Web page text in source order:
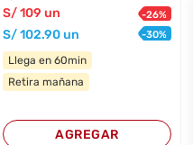
S/109 un -26%
S/102.90un -30%
Llega en 60min
Retira mañana
AGREGAR